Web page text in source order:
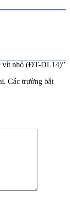
vít nhỏ (ĐT-DL14)”
Các trường bắt